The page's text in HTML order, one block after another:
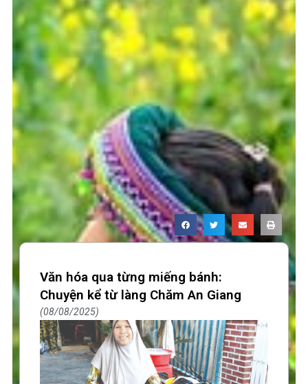
Văn hóa qua từng miếng bánh:
Chuyện kể từ làng Chăm An Giang
08/08/2025